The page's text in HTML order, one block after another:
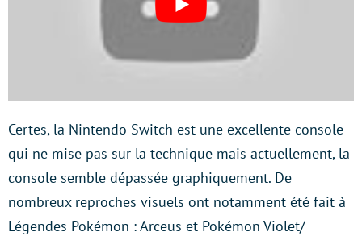
Certes, la Nintendo Switch est une excellente console
qui ne mise pas sur la technique mais actuellement, la
console semble dépassée graphiquement. De
nombreux reproches visuels ont notamment été fait à
Légendes Pokémon : Arceus et Pokémon Violet/